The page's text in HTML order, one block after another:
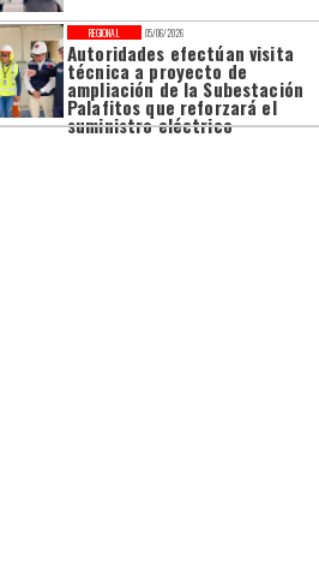
05/06/2026
Autoridades efectúan visita
técnica a proyecto de
ampliación de la Subestación
Palafitos que reforzará el
suministro eléctrico
REGIONAL